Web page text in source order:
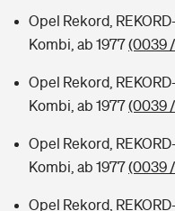
Opel Rekord,
Kombi, ab 1977(0039
Opel Rekord,
Kombi, ab 1977(0039 /
Opel Rekord,
Kombi, ab 1977(0039
Opel Rekord,